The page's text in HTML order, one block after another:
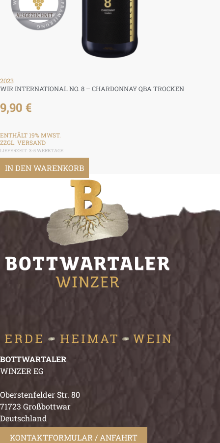
2023
WIR INTERNATIONAL NO. 8 – CHARDONNAY QBA TROCKEN
9,90 €
ENTHÄLT 19% MWST.
ZZGL. VERSAND
LIEFERZEIT: 3-5 WERKTAGE
IN DEN WARENKORB
BOTTWARTALER
WINZER EG
Oberstenfelder Str. 80
71723 Großbottwar
Deutschland
KONTAKTFORMULAR / ANFAHRT